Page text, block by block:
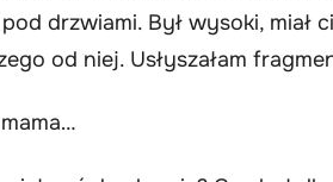
drzwiami. Był wysoki, miał
od niej. Usłyszałam